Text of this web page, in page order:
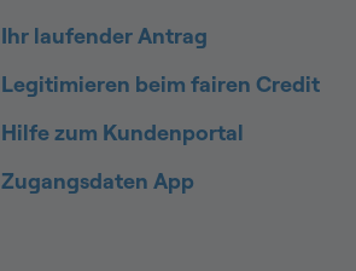
Ihr laufender Antrag
Legitimieren beim fairen Credit
Hilfe zum Kundenportal
Zugangsdaten App